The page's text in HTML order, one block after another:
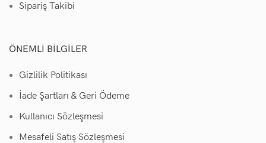
Sipariş Takibi
ÖNEMLI BILGILER
Gizlilik Politikası
İade Şartları & Geri Ödeme
Kullanıcı Sözleşmesi
Mesafeli Satış Sözleşmesi